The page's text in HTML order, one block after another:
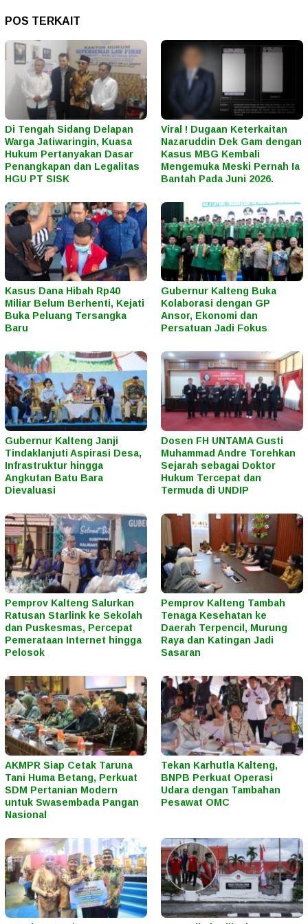
POS TERKAIT
Di Tengah Sidang Delapan
Warga Jatiwaringin, Kuasa
Hukum Pertanyakan Dasar
Penangkapan dan Legalitas
HGU PT SISK
Viral ! Dugaan Keterkaitan
Nazaruddin Dek Gam dengan
Kasus MBG Kembali
Mengemuka Meski Pernah Ia
Bantah Pada Juni 2026.
Kasus Dana Hibah Rp40
Miliar Belum Berhenti, Kejati
Buka Peluang Tersangka
Baru
Gubernur Kalteng Buka
Kolaborasi dengan GP
Ansor, Ekonomi dan
Persatuan Jadi Fokus
Gubernur Kalteng Janji
Tindaklanjuti Aspirasi Desa,
Infrastruktur hingga
Angkutan Batu Bara
Dievaluasi
Dosen FH UNTAMA Gusti
Muhammad Andre Torehkan
Sejarah sebagai Doktor
Hukum Tercepat dan
Termuda di UNDIP
Pemprov Kalteng Salurkan
Ratusan Starlink ke Sekolah
dan Puskesmas, Percepat
Pemerataan Internet hingga
Pelosok
Pemprov Kalteng Tambah
Tenaga Kesehatan ke
Daerah Terpencil, Murung
Raya dan Katingan Jadi
Sasaran
AKMPR Siap Cetak Taruna
Tani Huma Betang, Perkuat
SDM Pertanian Modern
untuk Swasembada Pangan
Nasional
Tekan Karhutla Kalteng,
BNPB Perkuat Operasi
Udara dengan Tambahan
Pesawat OMC